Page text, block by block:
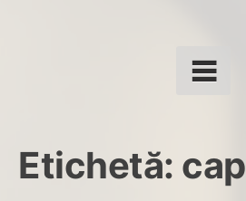
Etichetă: cap